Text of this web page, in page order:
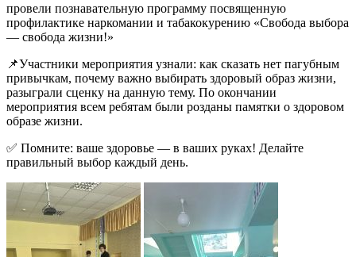
провели познавательную программу посвященную
профилактике наркомании и табакокурению «Свобода выбора
— свобода жизни!»
📌Участники мероприятия узнали: как сказать нет пагубным
привычкам, почему важно выбирать здоровый образ жизни,
разыграли сценку на данную тему. По окончании
мероприятия всем ребятам были розданы памятки о здоровом
образе жизни.
✅ Помните: ваше здоровье — в ваших руках! Делайте
правильный выбор каждый день.